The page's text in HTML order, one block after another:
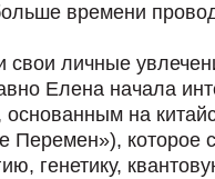
времени
личные
Елена начала
на
которое
генетику,